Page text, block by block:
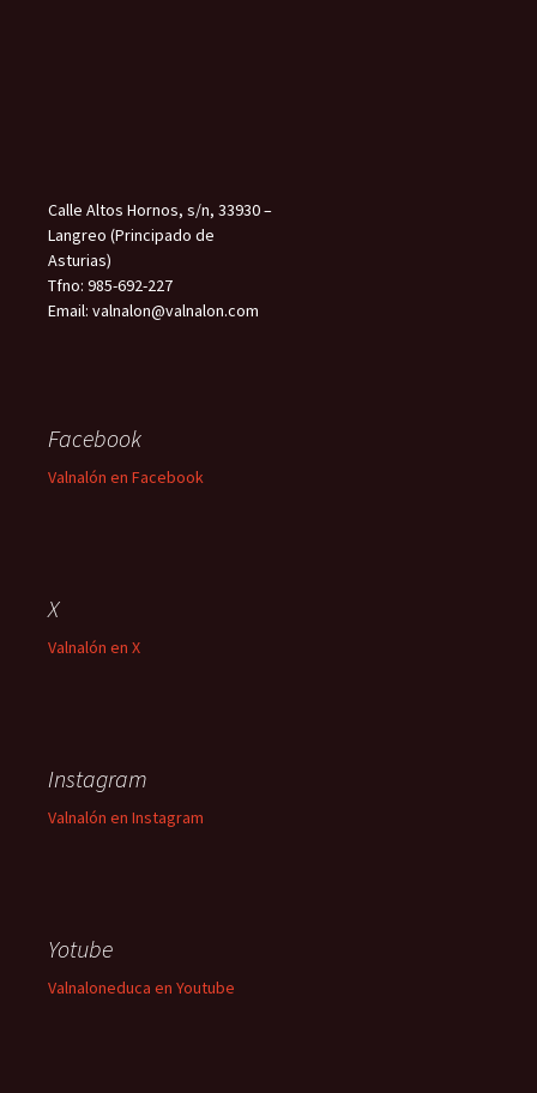
Calle Altos Hornos, s/n, 33930 –
Langreo (Principado de
Asturias)
Tfno: 985-692-227
Email: valnalon@valnalon.com
Facebook
Valnalón en Facebook
X
Valnalón en X
Instagram
Valnalón en Instagram
Yotube
Valnaloneduca en Youtube